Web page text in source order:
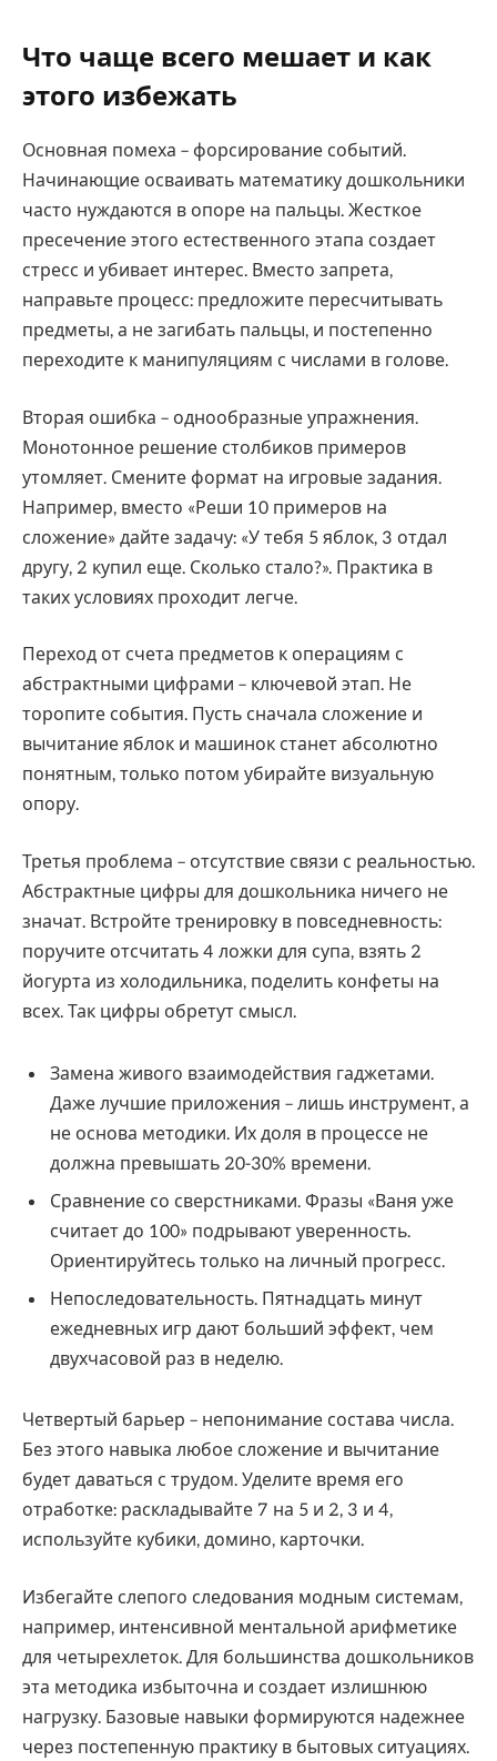
Что чаще всего мешает и как
этого избежать
Основная помеха – форсирование событий.
Начинающие осваивать математику дошкольники
часто нуждаются в опоре на пальцы. Жесткое
пресечение этого естественного этапа создает
стресс и убивает интерес. Вместо запрета,
направьте процесс: предложите пересчитывать
предметы, а не загибать пальцы, и постепенно
переходите к манипуляциям с числами в голове.
Вторая ошибка – однообразные упражнения.
Монотонное решение столбиков примеров
утомляет. Смените формат на игровые задания.
Например, вместо «Реши 10 примеров на
сложение» дайте задачу: «У тебя 5 яблок, 3 отдал
другу, 2 купил еще. Сколько стало?». Практика в
таких условиях проходит легче.
Переход от счета предметов к операциям с
абстрактными цифрами – ключевой этап. Не
торопите события. Пусть сначала сложение и
вычитание яблок и машинок станет абсолютно
понятным, только потом убирайте визуальную
опору.
Третья проблема – отсутствие связи с реальностью.
Абстрактные цифры для дошкольника ничего не
значат. Встройте тренировку в повседневность:
поручите отсчитать 4 ложки для супа, взять 2
йогурта из холодильника, поделить конфеты на
всех. Так цифры обретут смысл.
Замена живого взаимодействия гаджетами.
Даже лучшие приложения – лишь инструмент, а
не основа методики. Их доля в процессе не
должна превышать 20-30% времени.
Сравнение со сверстниками. Фразы «Ваня уже
считает до 100» подрывают уверенность.
Ориентируйтесь только на личный прогресс.
Непоследовательность. Пятнадцать минут
ежедневных игр дают больший эффект, чем
двухчасовой раз в неделю.
Четвертый барьер – непонимание состава числа.
Без этого навыка любое сложение и вычитание
будет даваться с трудом. Уделите время его
отработке: раскладывайте 7 на 5 и 2, 3 и 4,
используйте кубики, домино, карточки.
Избегайте слепого следования модным системам,
например, интенсивной ментальной арифметике
для четырехлеток. Для большинства дошкольников
эта методика избыточна и создает излишнюю
нагрузку. Базовые навыки формируются надежнее
через постепенную практику в бытовых ситуациях.